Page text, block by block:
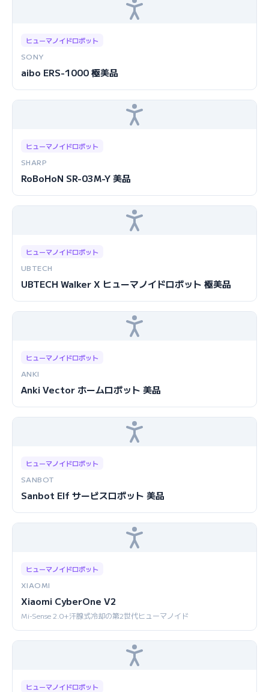
ヒューマノイドロボット
SONY
aibo ERS-1000 極美品
ヒューマノイドロボット
SHARP
RoBoHoN SR-03M-Y 美品
ヒューマノイドロボット
UBTECH
UBTECH Walker X ヒューマノイドロボット 極美品
ヒューマノイドロボット
ANKI
Anki Vector ホームロボット 美品
ヒューマノイドロボット
SANBOT
Sanbot Elf サービスロボット 美品
ヒューマノイドロボット
XIAOMI
Xiaomi CyberOne V2
Mi-Sense 2.0+汗腺式冷却の第2世代ヒューマノイド
ヒューマノイドロボット